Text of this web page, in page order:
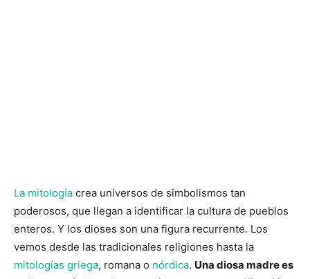
La mitología crea universos de simbolismos tan
poderosos, que llegan a identificar la cultura de pueblos
enteros. Y los dioses son una figura recurrente. Los
vemos desde las tradicionales religiones hasta la
mitologías griega, romana o nórdica. Una diosa madre es